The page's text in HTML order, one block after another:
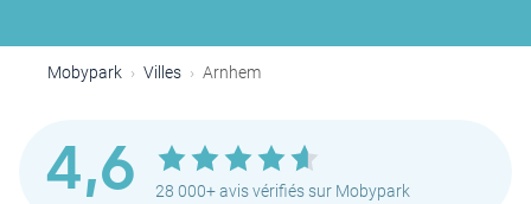
Mobypark Villes Arnhem
4,6 28 000+ avis vérifiés sur Mobypark